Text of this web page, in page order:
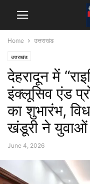
Home उत्तराखंड
उत्तराखंड
देहरादून में
इंक्लूसिव एंड
का शुभारंभ,
खंडूरी ने युवाओं
June 4, 2026